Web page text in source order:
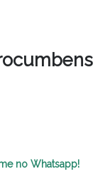
no Whatsapp!